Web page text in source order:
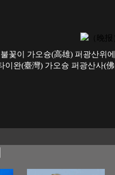
꽃이 가오슝(高雄) 퍼광산위
이완(臺灣) 가오슝 퍼광산사(